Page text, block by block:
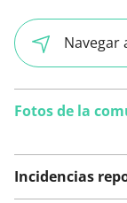
Navegar
Fotos de la
Incidencias